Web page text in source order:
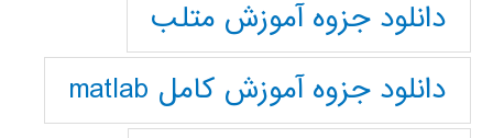
دانلود جزوه آموزش متلب
دانلود جزوه آموزش کامل matlab